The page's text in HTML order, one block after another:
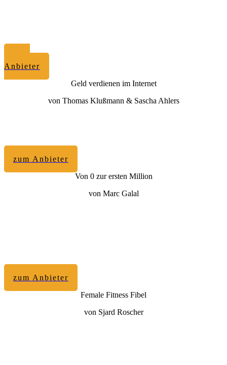
Anbieter
Geld verdienen im Internet
von Thomas Klußmann & Sascha Ahlers
zum Anbieter
Von 0 zur ersten Million
von Marc Galal
zum Anbieter
Female Fitness Fibel
von Sjard Roscher